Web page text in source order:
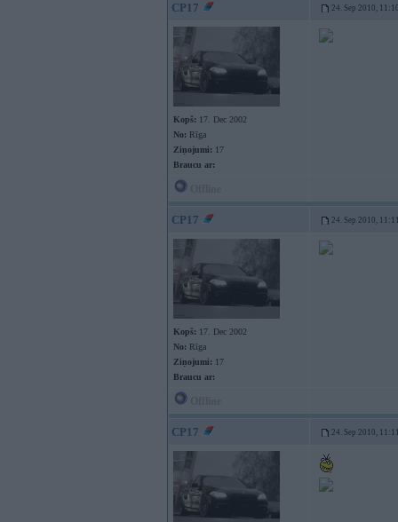
CP17 24. Sep 2010,
Kopš: 17. Dec 2002
No: Rīga
Ziņojumi: 17
Braucu ar:
CP17 24. Sep 2010,
Kopš: 17. Dec 2002
No: Rīga
Ziņojumi: 17
Braucu ar:
CP17 24. Sep 2010,